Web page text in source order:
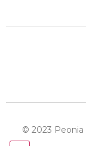
© 2023 Peonia